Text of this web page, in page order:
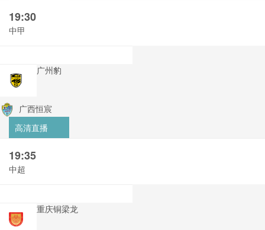
19:30
中甲
广州豹
广西恒宸
高清直播
19:35
中超
重庆铜梁龙